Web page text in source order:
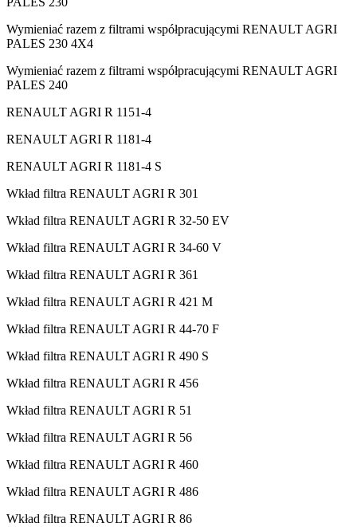
Wymieniać razem z filtrami współpracującymi RENAULT AGRI
PALES 230 4X4
Wymieniać razem z filtrami współpracującymi RENAULT AGRI
PALES 240
RENAULT AGRI R 1151-4
RENAULT AGRI R 1181-4
RENAULT AGRI R 1181-4 S
Wkład filtra RENAULT AGRI R 301
Wkład filtra RENAULT AGRI R 32-50 EV
Wkład filtra RENAULT AGRI R 34-60 V
Wkład filtra RENAULT AGRI R 361
Wkład filtra RENAULT AGRI R 421 M
Wkład filtra RENAULT AGRI R 44-70 F
Wkład filtra RENAULT AGRI R 490 S
Wkład filtra RENAULT AGRI R 456
Wkład filtra RENAULT AGRI R 51
Wkład filtra RENAULT AGRI R 56
Wkład filtra RENAULT AGRI R 460
Wkład filtra RENAULT AGRI R 486
Wkład filtra RENAULT AGRI R 86